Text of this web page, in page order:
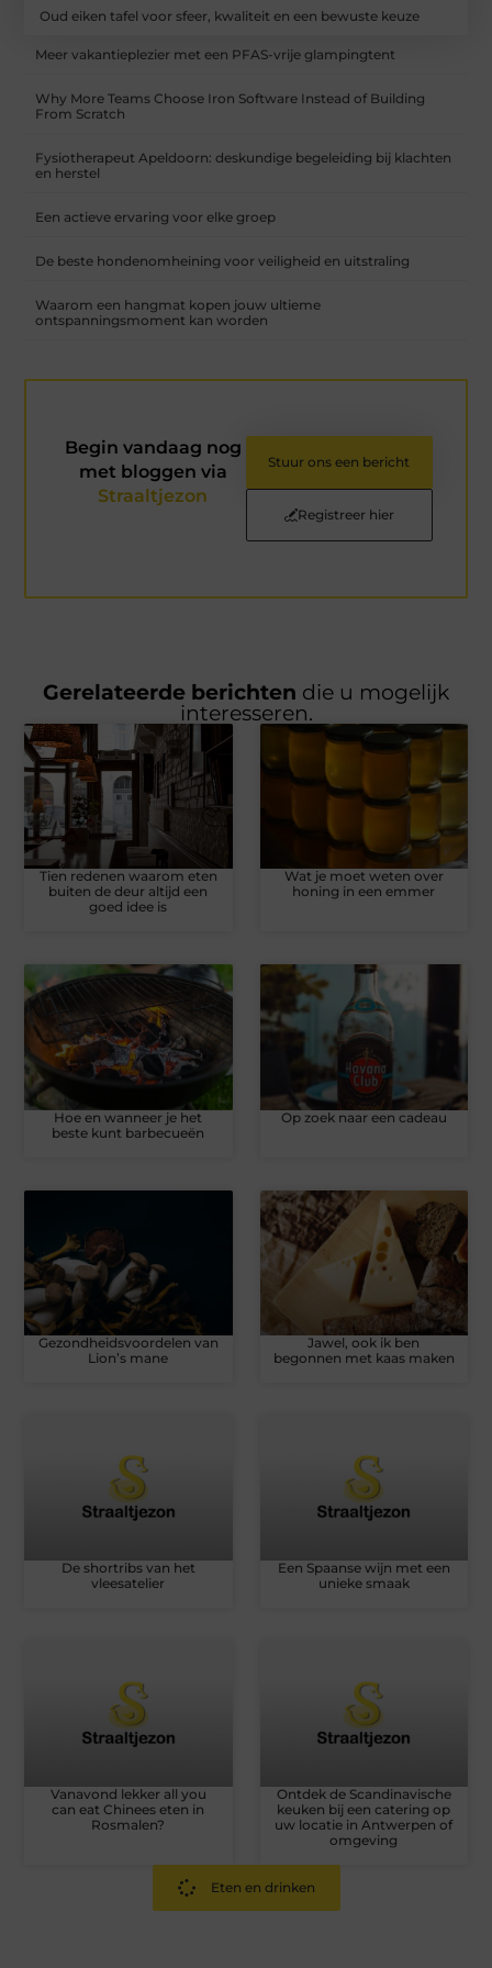
Oud eiken tafel voor sfeer, kwaliteit en een bewuste keuze
Meer vakantieplezier met een PFAS-vrije glampingtent
Why More Teams Choose Iron Software Instead of Building
From Scratch
Fysiotherapeut Apeldoorn: deskundige begeleiding bij klachten
en herstel
Een actieve ervaring voor elke groep
De beste hondenomheining voor veiligheid en uitstraling
Waarom een hangmat kopen jouw ultieme
ontspanningsmoment kan worden
Begin vandaag nog
met bloggen via
Straaltjezon
Stuur ons een bericht
Registreer hier
Gerelateerde berichten die u mogelijk
interesseren.
Tien redenen waarom eten
buiten de deur altijd een
goed idee is
Wat je moet weten over
honing in een emmer
Hoe en wanneer je het
beste kunt barbecueën
Op zoek naar een cadeau
Gezondheidsvoordelen van
Lion’s mane
Jawel, ook ik ben
begonnen met kaas maken
De shortribs van het
vleesatelier
Een Spaanse wijn met een
unieke smaak
Vanavond lekker all you
can eat Chinees eten in
Rosmalen?
Ontdek de Scandinavische
keuken bij een catering op
uw locatie in Antwerpen of
omgeving
Eten en drinken